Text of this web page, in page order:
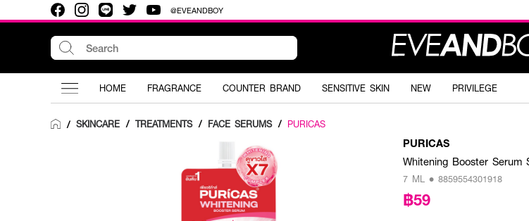
@EVEANDBOY
HOME FRAGRANCE COUNTER BRAND SENSITIVE SKIN NEW PRIVILEGE
/ SKINCARE / TREATMENTS / FACE SERUMS / PURICAS
PURICAS
Whitening Booster Serum
7 ML • 8859554301918
฿59